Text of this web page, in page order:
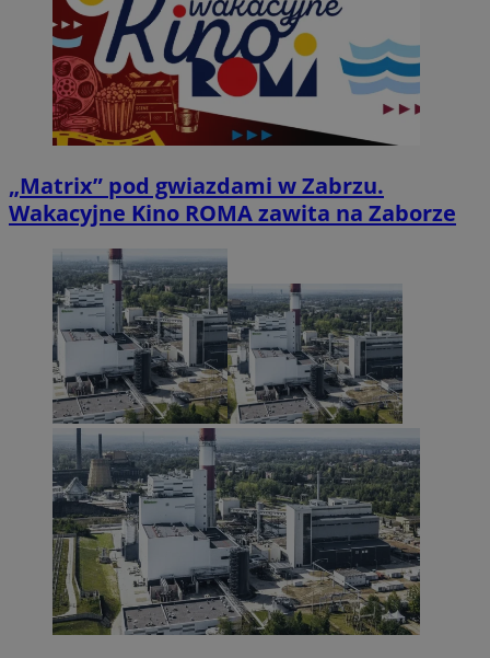
„Matrix” pod gwiazdami w Zabrzu.
Wakacyjne Kino ROMA zawita na Zaborze